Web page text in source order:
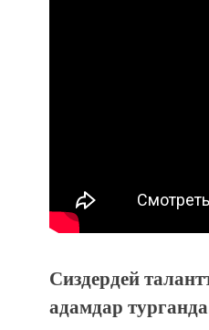
Сиздердей
адамдар